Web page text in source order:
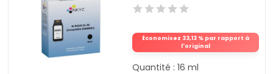
Économisez 33,13 % par rapport à
l'original
Quantité : 16 ml